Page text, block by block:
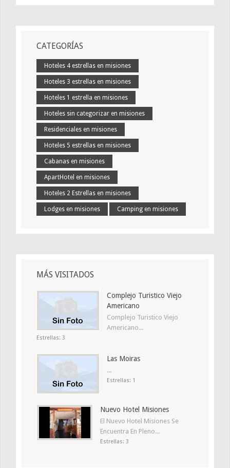
CATEGORÍAS
Hoteles 4 estrellas en misiones
Hoteles 3 estrellas en misiones
Hoteles 1 estrella en misiones
Hoteles sin categorizar en misiones
Residenciales en misiones
Hoteles 5 estrellas en misiones
Cabanas en misiones
ApartHotel en misiones
Hoteles 2 Estrellas en misiones
Lodges en misiones Camping en misiones
MÁS VISITADOS
Complejo Turistico Viejo
Americano
Complejo Turistico Viejo
Americano...
Estrellas: 3
Las Moiras
...
Estrellas: 1
Nuevo Hotel Misiones
El Nuevo Hotel Misiones Se
Encuentra En Pleno...
Estrellas: 3